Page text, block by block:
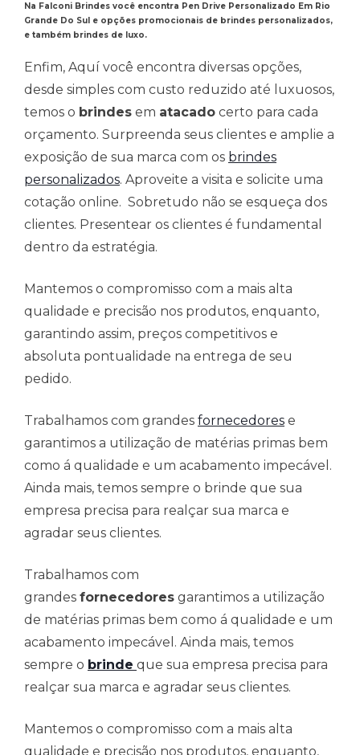
Na Falconi Brindes você encontra Pen Drive Personalizado Em Rio
Grande Do Sul e opções promocionais de brindes personalizados,
e também brindes de luxo.
Enfim, Aquí você encontra diversas opções,
desde simples com custo reduzido até luxuosos,
temos o brindes em atacado certo para cada
orçamento. Surpreenda seus clientes e amplie a
exposição de sua marca com os brindes
personalizados. Aproveite a visita e solicite uma
cotação online. Sobretudo não se esqueça dos
clientes. Presentear os clientes é fundamental
dentro da estratégia.
Mantemos o compromisso com a mais alta
qualidade e precisão nos produtos, enquanto,
garantindo assim, preços competitivos e
absoluta pontualidade na entrega de seu
pedido.
Trabalhamos com grandes fornecedores e
garantimos a utilização de matérias primas bem
como á qualidade e um acabamento impecável.
Ainda mais, temos sempre o brinde que sua
empresa precisa para realçar sua marca e
agradar seus clientes.
Trabalhamos com
grandes fornecedores garantimos a utilização
de matérias primas bem como á qualidade e um
acabamento impecável. Ainda mais, temos
sempre o brinde que sua empresa precisa para
realçar sua marca e agradar seus clientes.
Mantemos o compromisso com a mais alta
qualidade e precisão nos produtos, enquanto,